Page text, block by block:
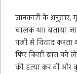
जानकारी के अनुसार,
चालक था। बताया
पत्नी से विवाद
फिर किसी बात को
की हत्या कर दी और